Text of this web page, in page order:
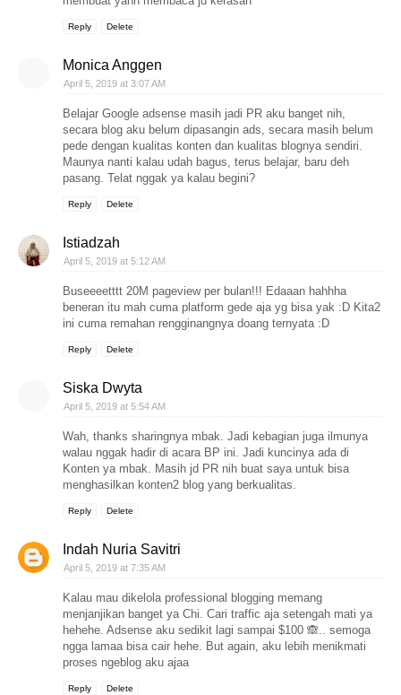
Reply Delete
Monica Anggen
April 5, 2019 at 3:07 AM
Belajar Google adsense masih jadi PR aku banget nih,
secara blog aku belum dipasangin ads, secara masih belum
pede dengan kualitas konten dan kualitas blognya sendiri.
Maunya nanti kalau udah bagus, terus belajar, baru deh
pasang. Telat nggak ya kalau begini?
Reply Delete
Istiadzah
April 5, 2019 at 5:12 AM
Buseeeetttt 20M pageview per bulan!!! Edaaan hahhha
beneran itu mah cuma platform gede aja yg bisa yak :D Kita2
ini cuma remahan rengginangnya doang ternyata :D
Reply Delete
Siska Dwyta
April 5, 2019 at 5:54 AM
Wah, thanks sharingnya mbak. Jadi kebagian juga ilmunya
walau nggak hadir di acara BP ini. Jadi kuncinya ada di
Konten ya mbak. Masih jd PR nih buat saya untuk bisa
menghasilkan konten2 blog yang berkualitas.
Reply Delete
Indah Nuria Savitri
April 5, 2019 at 7:35 AM
Kalau mau dikelola professional blogging memang
menjanjikan banget ya Chi. Cari traffic aja setengah mati ya
hehehe. Adsense aku sedikit lagi sampai $100 🙈.. semoga
ngga lamaa bisa cair hehe. But again, aku lebih menikmati
proses ngeblog aku ajaa
Reply Delete